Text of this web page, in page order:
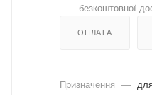
безкоштовної
ОПЛАТА
Призначення —